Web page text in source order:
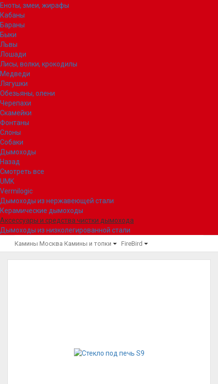
Еноты, змеи, жирафы
Кабаны
Бараны
Быки
Львы
Лошади
Лисы, волки, крокодилы
Медведи
Лягушки
Обезьяны, олени
Черепахи
Скамейки
Фонтаны
Слоны
Собаки
Дымоходы
Назад
Смотреть все
UMK
Vermilogic
Дымоходы из нержавеющей стали
Керамические дымоходы
Аксессуары и средства чистки дымохода
Дымоходы из низколегированной стали
Камины Москва Камины и топки FireBird